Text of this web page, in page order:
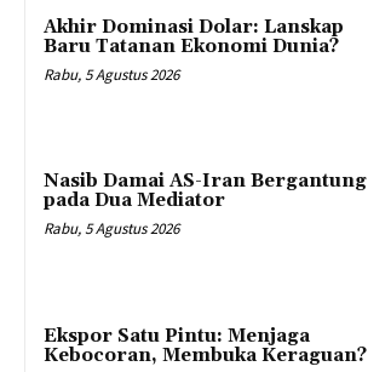
Akhir Dominasi Dolar: Lanskap
Baru Tatanan Ekonomi Dunia?
Rabu, 5 Agustus 2026
Nasib Damai AS-Iran Bergantung
pada Dua Mediator
Rabu, 5 Agustus 2026
Ekspor Satu Pintu: Menjaga
Kebocoran, Membuka Keraguan?